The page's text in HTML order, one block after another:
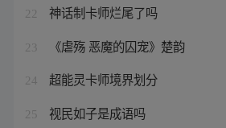
22 神话制卡师烂尾了吗
23 《虐殇 恶魔的囚宠》楚韵
24 超能灵卡师境界划分
25 视民如子是成语吗